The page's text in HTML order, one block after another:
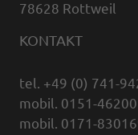
78628 Rottweil
KONTAKT
tel. +49 (0) 741-
mobil. 0151-
mobil. 0171-